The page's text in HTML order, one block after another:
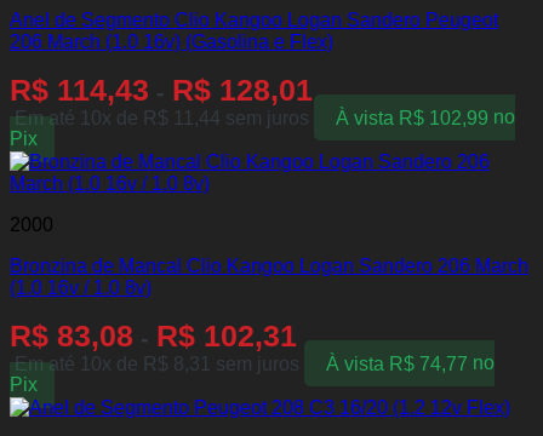
Anel de Segmento Clio Kangoo Logan Sandero Peugeot
206 March (1.0 16v) (Gasolina e Flex)
R$ 114,43 - R$ 128,01
Em até 10x de R$ 11,44 sem juros À vista R$102,99 no
Pix
2000
Bronzina de Mancal Clio Kangoo Logan Sandero 206 March
(1.0 16v / 1.0 8v)
R$ 83,08 - R$ 102,31
Em até 10x de R$ 8,31 sem juros À vista R$74,77 no
Pix